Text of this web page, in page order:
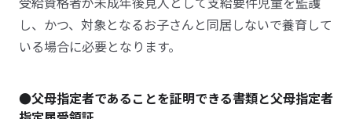
し、かつ、対象となるお子さんと同居しないで養育して
いる場合に必要となります。
●父母指定者であることを証明できる書類と父母指定者